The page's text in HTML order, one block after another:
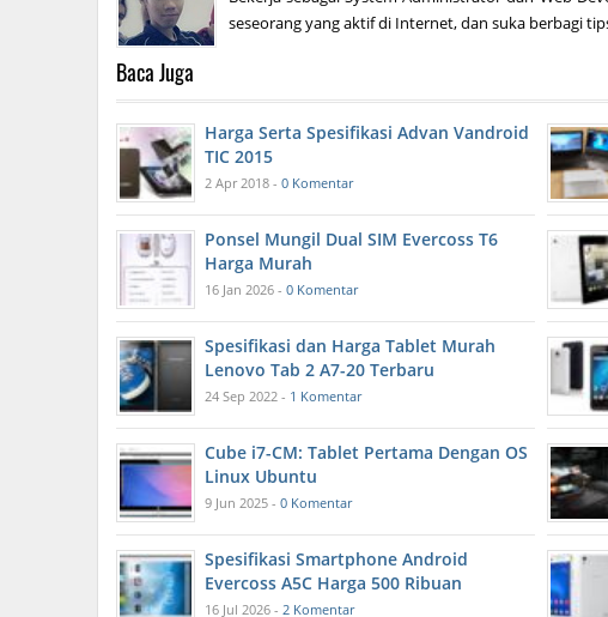
seseorang yang aktif di Internet, dan suka berbagi
Baca Juga
Harga Serta Spesifikasi Advan Vandroid
TIC 2015
2 Apr 2018 - 0 Komentar
Ponsel Mungil Dual SIM Evercoss T6
Harga Murah
16 Jan 2026 - 0 Komentar
Spesifikasi dan Harga Tablet Murah
Lenovo Tab 2 A7-20 Terbaru
24 Sep 2022 - 1 Komentar
Cube i7-CM: Tablet Pertama Dengan OS
Linux Ubuntu
9 Jun 2025 - 0 Komentar
Spesifikasi Smartphone Android
Evercoss A5C Harga 500 Ribuan
16 Jul 2026 - 2 Komentar